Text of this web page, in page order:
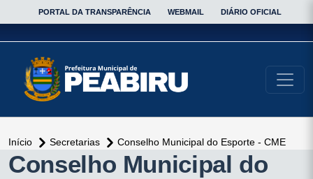
PORTAL DA TRANSPARÊNCIA WEBMAIL DIÁRIO OFICIAL
Início Secretarias
Conselho Municipal do Esporte - CME
conteúdo
principal
Conselho Municipal do